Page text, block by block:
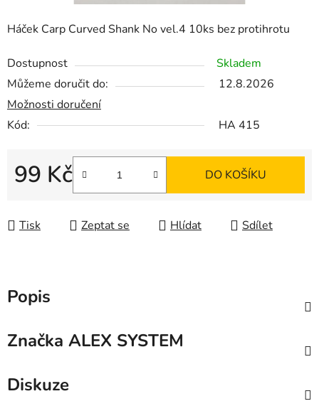
Háček Carp Curved Shank No vel.4 10ks bez protihrotu
Dostupnost
Skladem
Můžeme doručit do:
12.8.2026
Možnosti doručení
Kód:
HA 415
99 Kč
Měrná cena:
DO KOŠÍKU
Tisk Zeptat se Hlídat Sdílet
Popis
Značka ALEX SYSTEM
Diskuze